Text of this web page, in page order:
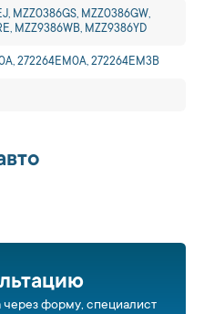
MZZ0386GS, MZZ0386GW,
MZZ9386WB, MZZ9386YD
272264EM0A, 272264EM3B
форму, специалист